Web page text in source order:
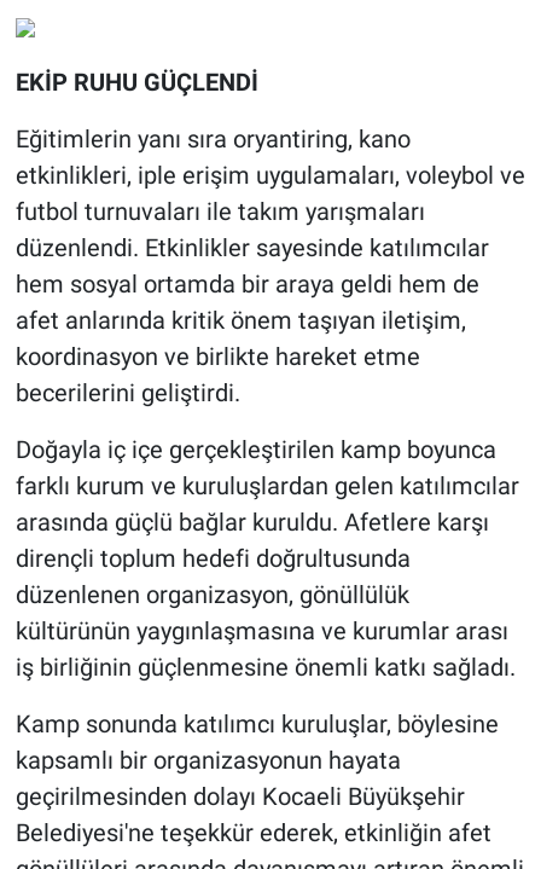
EKİP RUHU GÜÇLENDİ
Eğitimlerin yanı sıra oryantiring, kano
etkinlikleri, iple erişim uygulamaları, voleybol ve
futbol turnuvaları ile takım yarışmaları
düzenlendi. Etkinlikler sayesinde katılımcılar
hem sosyal ortamda bir araya geldi hem de
afet anlarında kritik önem taşıyan iletişim,
koordinasyon ve birlikte hareket etme
becerilerini geliştirdi.
Doğayla iç içe gerçekleştirilen kamp boyunca
farklı kurum ve kuruluşlardan gelen katılımcılar
arasında güçlü bağlar kuruldu. Afetlere karşı
dirençli toplum hedefi doğrultusunda
düzenlenen organizasyon, gönüllülük
kültürünün yaygınlaşmasına ve kurumlar arası
iş birliğinin güçlenmesine önemli katkı sağladı.
Kamp sonunda katılımcı kuruluşlar, böylesine
kapsamlı bir organizasyonun hayata
geçirilmesinden dolayı Kocaeli Büyükşehir
Belediyesi'ne teşekkür ederek, etkinliğin afet